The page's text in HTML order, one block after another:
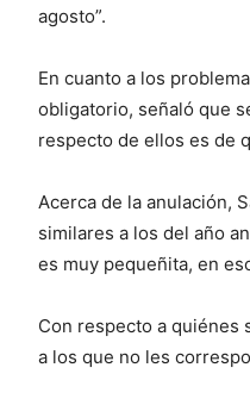
agosto”.
En cuanto a los
obligatorio, señaló que
respecto de ellos es de
Acerca de la anulación,
similares a los del año
es muy pequeñita, en
Con respecto a quiénes
a los que no les